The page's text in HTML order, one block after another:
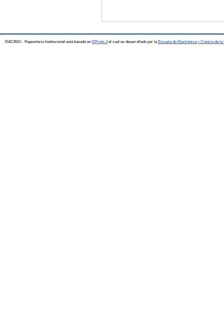
RACIMO - Repositorio Institucional está basado en EPrints 3el cual es desarrollado por la Escuela de Electrónica y Ciencia de la